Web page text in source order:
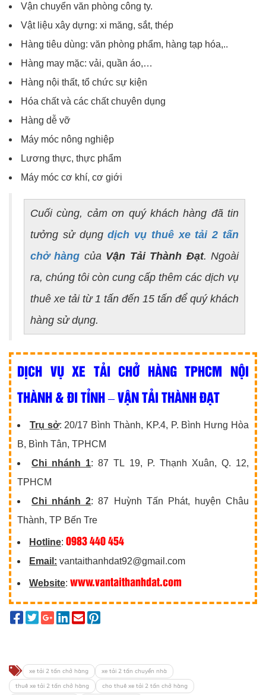
Vận chuyển văn phòng công ty.
Vật liệu xây dựng: xi măng, sắt, thép
Hàng tiêu dùng: văn phòng phẩm, hàng tạp hóa,..
Hàng may mặc: vải, quần áo,…
Hàng nội thất, tổ chức sự kiện
Hóa chất và các chất chuyên dụng
Hàng dễ vỡ
Máy móc nông nghiệp
Lương thực, thực phẩm
Máy móc cơ khí, cơ giới
Cuối cùng, cảm ơn quý khách hàng đã tin
tưởng sử dụngdịch vụ thuê xe tải 2 tấn
chở hàng của Vận Tải Thành Đạt. Ngoài
ra, chúng tôi còn cung cấp thêm các dịch vụ
thuê xe tải từ 1 tấn đến 15 tấn để quý khách
hàng sử dụng.
DỊCH VỤ XE TẢI CHỞ HÀNG TPHCM NỘI
THÀNH & ĐI TỈNH – VẬN TẢI THÀNH ĐẠT
Trụ sở: 20/17 Bình Thành, KP.4, P. Bình Hưng Hòa
B, Bình Tân, TPHCM
Chi nhánh 1: 87 TL 19, P. Thạnh Xuân, Q. 12,
TPHCM
Chi nhánh 2: 87 Huỳnh Tấn Phát, huyện Châu
Thành, TP Bến Tre
Hotline: 0983 440 454
Email: vantaithanhdat92@gmail.com
Website: www.vantaithanhdat.com
xe tải 2 tấn chở hàng
xe tải 2 tấn chuyển nhà
thuê xe tải 2 tấn chở hàng
cho thuê xe tải 2 tấn chở hàng